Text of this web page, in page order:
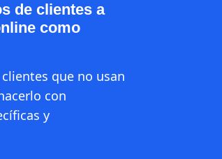
de clientes a
como
que no usan
con
y